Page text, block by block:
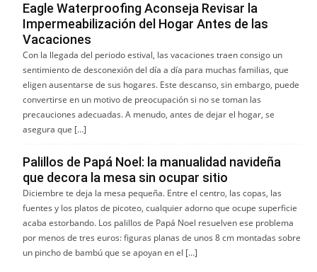
Eagle Waterproofing Aconseja Revisar la
Impermeabilización del Hogar Antes de las
Vacaciones
Con la llegada del periodo estival, las vacaciones traen consigo un
sentimiento de desconexión del día a día para muchas familias, que
eligen ausentarse de sus hogares. Este descanso, sin embargo, puede
convertirse en un motivo de preocupación si no se toman las
precauciones adecuadas. A menudo, antes de dejar el hogar, se
asegura que […]
Palillos de Papá Noel: la manualidad navideña
que decora la mesa sin ocupar sitio
Diciembre te deja la mesa pequeña. Entre el centro, las copas, las
fuentes y los platos de picoteo, cualquier adorno que ocupe superficie
acaba estorbando. Los palillos de Papá Noel resuelven ese problema
por menos de tres euros: figuras planas de unos 8 cm montadas sobre
un pincho de bambú que se apoyan en el […]